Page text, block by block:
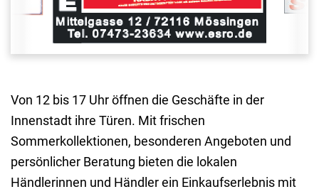
Von 12 bis 17 Uhr öffnen die Geschäfte in der
Innenstadt ihre Türen. Mit frischen
Sommerkollektionen, besonderen Angeboten und
persönlicher Beratung bieten die lokalen
Händlerinnen und Händler ein Einkaufserlebnis mit